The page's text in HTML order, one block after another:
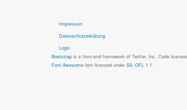
Impressum
Datenschutzerklärung
Login
Bootstrap is a front-end framework of Twitter, Inc. Code
Font Awesome font licensed under SIL OFL 1.1.